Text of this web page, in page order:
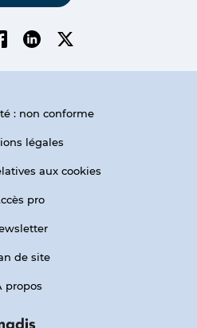
LinkedinTwitter
: non conforme
légales
aux cookies
pro
de site
propos